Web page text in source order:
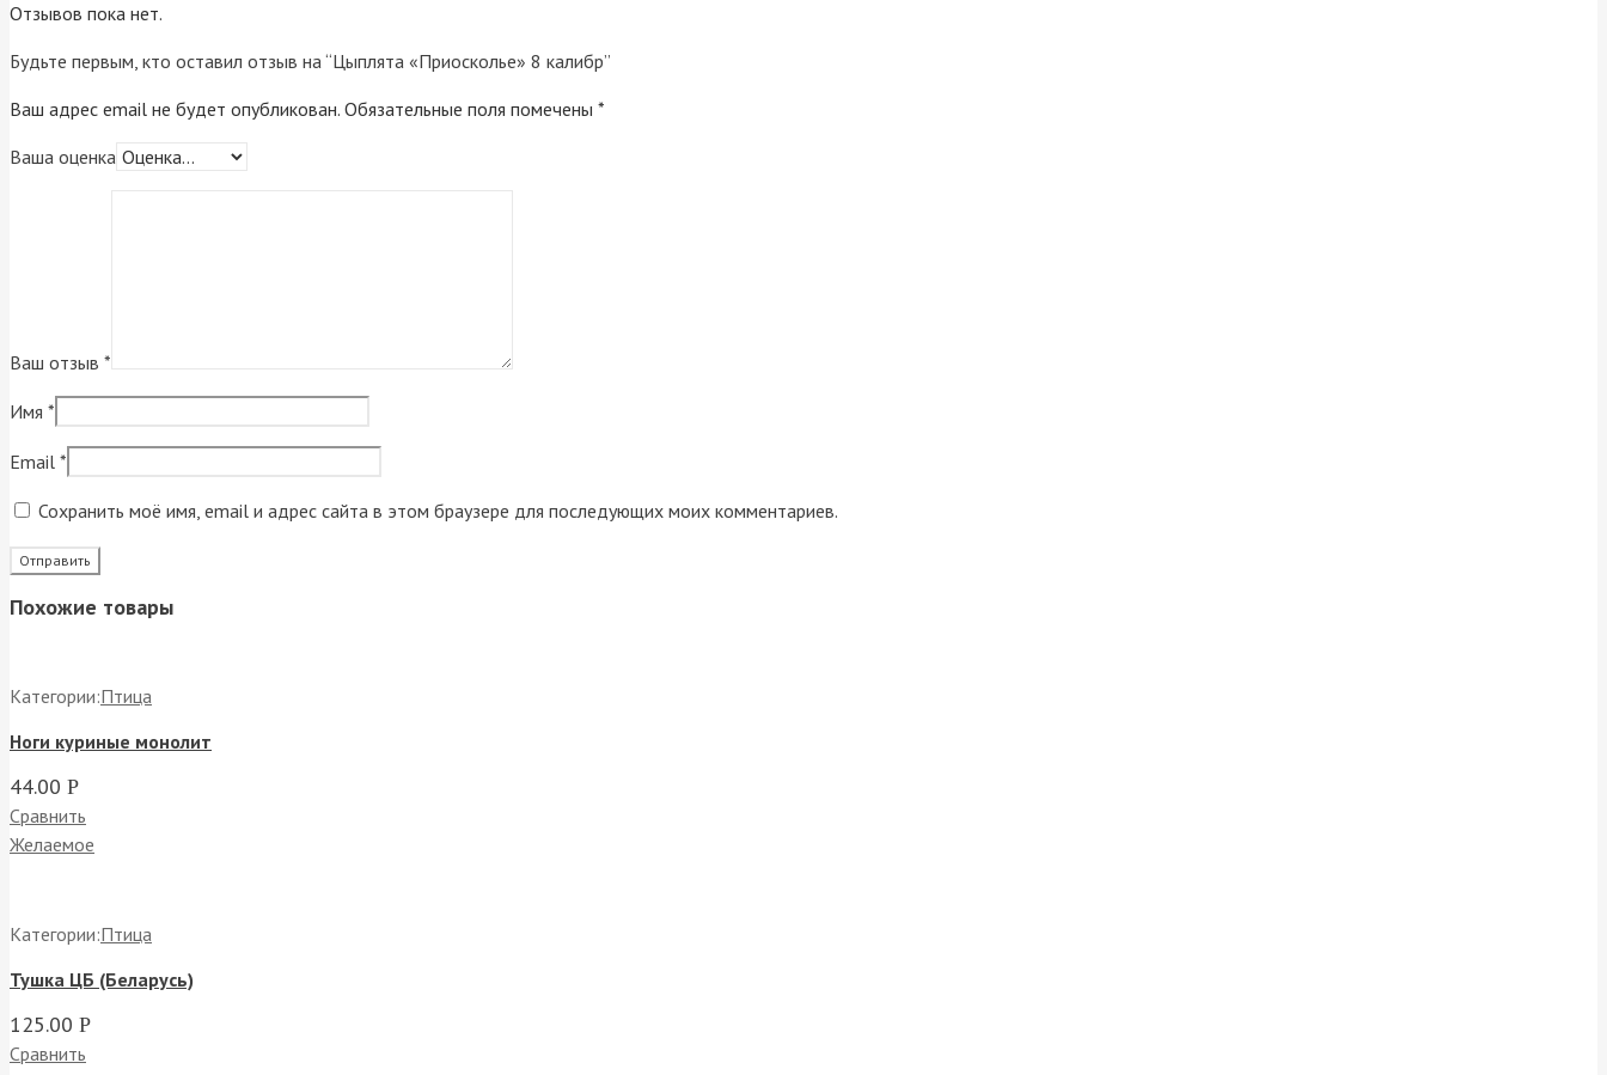
Отзывов пока нет.
Будьте первым, кто оставил отзыв на “Цыплята «Приосколье» 8 калибр”
Ваш адрес email не будет опубликован. Обязательные поля помечены *
Ваша оценка
Ваш отзыв *
Имя *
Email *
Сохранить моё имя, email и адрес сайта в этом браузере для последующих моих комментариев.
Похожие товары
Категории:Птица
Ноги куриные монолит
44.00 Р
Сравнить
Желаемое
Категории:Птица
Тушка ЦБ (Беларусь)
125.00 Р
Сравнить